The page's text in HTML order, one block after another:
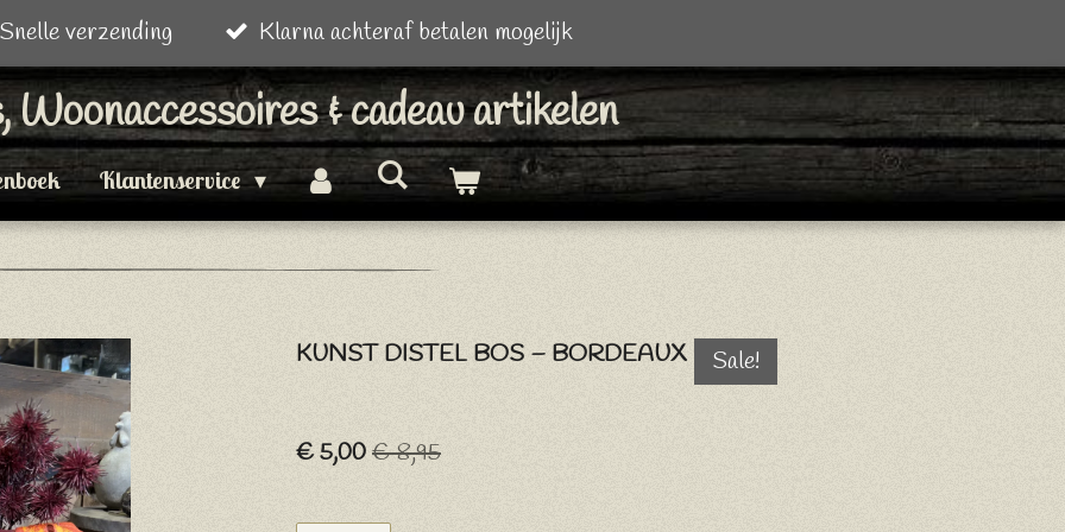
Snelle verzending Klarna achteraf betalen mogelijk
Woonaccessoires & cadeau artikelen
Klantenservice
KUNST DISTEL BOS – BORDEAUX Sale!
€ 5,00€ 8,95